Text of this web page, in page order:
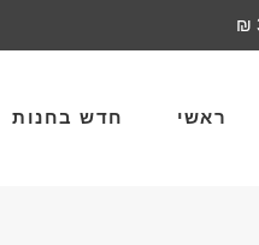
ראשי חדש בחנות